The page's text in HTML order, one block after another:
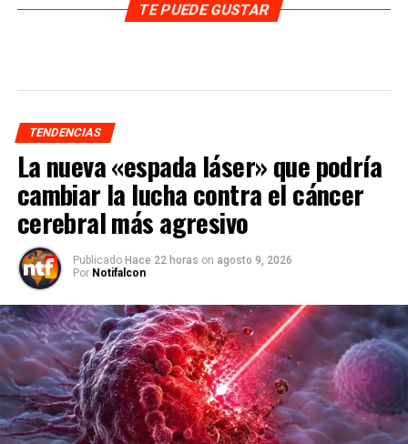
TE PUEDE GUSTAR
TENDENCIAS
La nueva «espada láser» que podría
cambiar la lucha contra el cáncer
cerebral más agresivo
Publicado Hace 22 horas on agosto 9, 2026
Por Notifalcon